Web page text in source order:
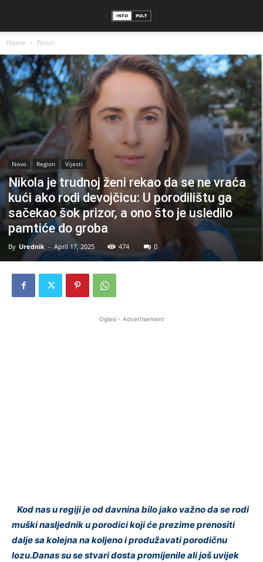
Home Novo
Novo Region Vijesti
Nikola je trudnoj ženi rekao da se ne vraća
kući ako rodi devojčicu: U porodilištu ga
sačekao šok prizor, a ono što je usledilo
pamtiće do groba
By Urednik - April 17, 2025 474 0
Oglasi - Advertisement
Kod nas u regiji je od davnina bilo jako važno da se rodi
muški nasljednik u porodici koji će prezime prenositi
dalje sa kolejna na koljeno i produžavati porodičnu
lozu.Danas su se stvari dosta promijenile ali još uvijek